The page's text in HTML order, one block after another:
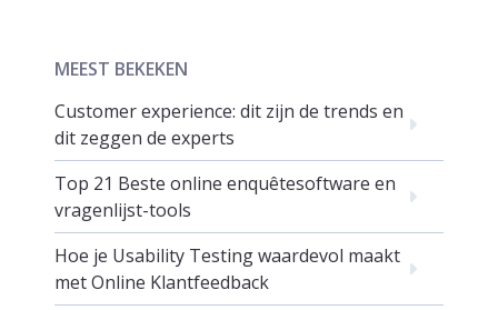
MEEST BEKEKEN
Customer experience: dit zijn de trends en
dit zeggen de experts
Top 21 Beste online enquêtesoftware en
vragenlijst-tools
Hoe je Usability Testing waardevol maakt
met Online Klantfeedback